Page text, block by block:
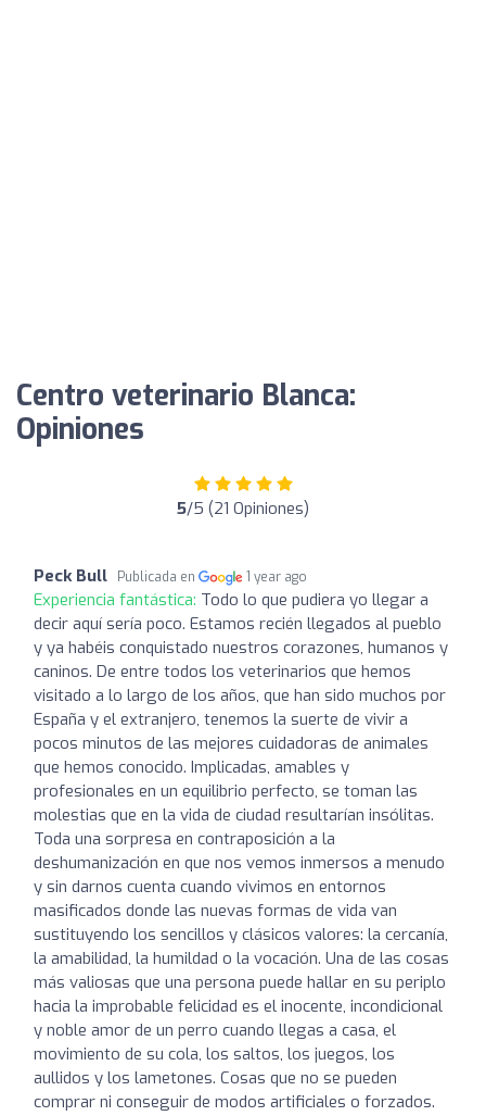
Centro veterinario Blanca:
Opiniones
5/5 (21 Opiniones)
Peck Bull Publicada en 1 year ago
Experiencia fantástica: Todo lo que pudiera yo llegar a
decir aquí sería poco. Estamos recién llegados al pueblo
y ya habéis conquistado nuestros corazones, humanos y
caninos. De entre todos los veterinarios que hemos
visitado a lo largo de los años, que han sido muchos por
España y el extranjero, tenemos la suerte de vivir a
pocos minutos de las mejores cuidadoras de animales
que hemos conocido. Implicadas, amables y
profesionales en un equilibrio perfecto, se toman las
molestias que en la vida de ciudad resultarían insólitas.
Toda una sorpresa en contraposición a la
deshumanización en que nos vemos inmersos a menudo
y sin darnos cuenta cuando vivimos en entornos
masificados donde las nuevas formas de vida van
sustituyendo los sencillos y clásicos valores: la cercanía,
la amabilidad, la humildad o la vocación. Una de las cosas
más valiosas que una persona puede hallar en su periplo
hacia la improbable felicidad es el inocente, incondicional
y noble amor de un perro cuando llegas a casa, el
movimiento de su cola, los saltos, los juegos, los
aullidos y los lametones. Cosas que no se pueden
comprar ni conseguir de modos artificiales o forzados.